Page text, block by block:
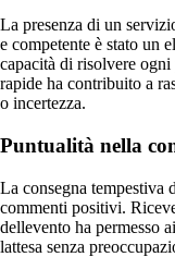
La presenza di un
e competente è stato un
capacità di risolvere
rapide ha contribuito a
o incertezza.
Puntualità nella
La consegna tempestiva
commenti positivi.
dellevento ha permesso
lattesa senza